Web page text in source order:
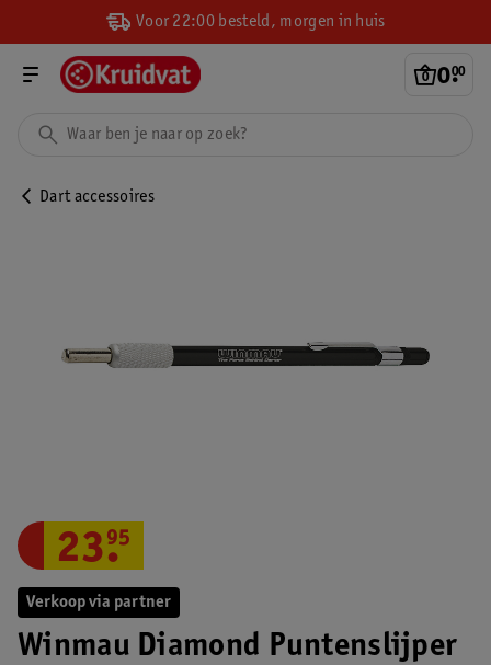
Voor 22:00 besteld, morgen in huis
0.
00
Dart accessoires
Verkoop via partner
Winmau Diamond Puntenslijper
23.
95